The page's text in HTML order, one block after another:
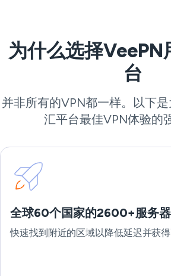
为什么选择VeePN
台
并非所有的VPN都一样。以下
汇平台最佳VPN体验的
全球60个国家的2600+服务器
快速找到附近的区域以降低延迟并获得